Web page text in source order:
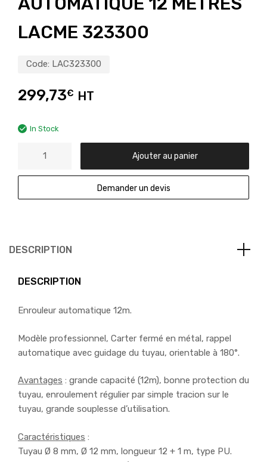
LACME 323300
Code: LAC323300
299,73€ HT
In Stock
Ajouter au panier
Demander un devis
DESCRIPTION
DESCRIPTION
Enrouleur automatique 12m.
Modèle professionnel, Carter fermé en métal, rappel
automatique avec guidage du tuyau, orientable à 180°.
Avantages : grande capacité (12m), bonne protection du
tuyau, enroulement régulier par simple tracion sur le
tuyau, grande souplesse d’utilisation.
Caractéristiques :
Tuyau Ø 8 mm, Ø 12 mm, longueur 12 + 1 m, type PU.